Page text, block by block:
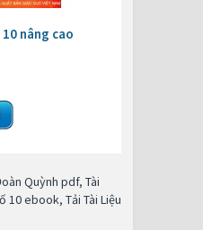
nâng cao
Quỳnh pdf, Tài
10 ebook, Tải Tài Liệu